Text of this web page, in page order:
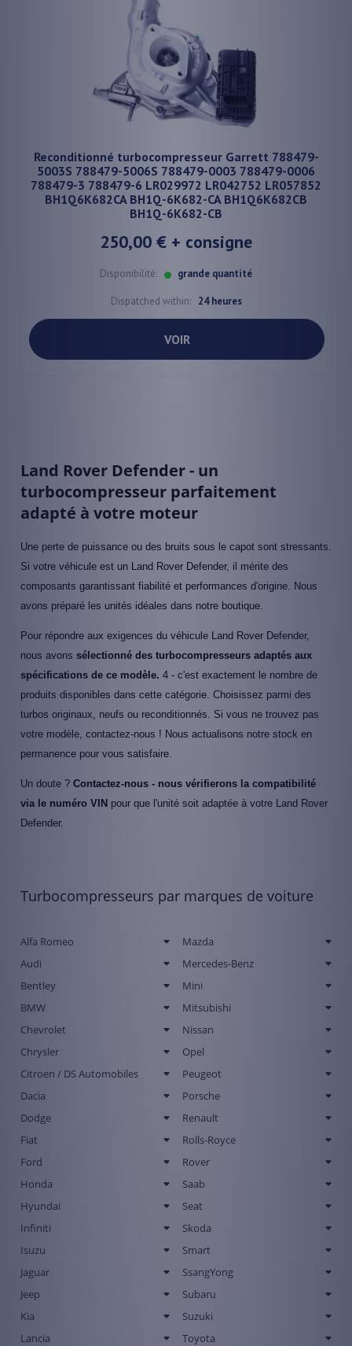
Reconditionné turbocompresseur Garrett 788479-
5003S 788479-5006S 788479-0003 788479-0006
788479-3 788479-6 LR029972 LR042752 LR057852
BH1Q6K682CA BH1Q-6K682-CA BH1Q6K682CB
BH1Q-6K682-CB
250,00 € + consigne
Disponibilité: grande quantité
Dispatched within: 24 heures
VOIR
Land Rover Defender - un
turbocompresseur parfaitement
adapté à votre moteur
Une perte de puissance ou des bruits sous le capot sont stressants.
Si votre véhicule est un Land Rover Defender, il mérite des
composants garantissant fiabilité et performances d'origine. Nous
avons préparé les unités idéales dans notre boutique.
Pour répondre aux exigences du véhicule Land Rover Defender,
nous avons sélectionné des turbocompresseurs adaptés aux
spécifications de ce modèle. 4 - c'est exactement le nombre de
produits disponibles dans cette catégorie. Choisissez parmi des
turbos originaux, neufs ou reconditionnés. Si vous ne trouvez pas
votre modèle, contactez-nous ! Nous actualisons notre stock en
permanence pour vous satisfaire.
Un doute ? Contactez-nous - nous vérifierons la compatibilité
via le numéro VIN pour que l'unité soit adaptée à votre Land Rover
Defender.
Turbocompresseurs par marques de voiture
Alfa Romeo
Audi
Bentley
BMW
Chevrolet
Chrysler
Citroen / DS Automobiles
Dacia
Dodge
Fiat
Ford
Honda
Hyundai
Infiniti
Isuzu
Jaguar
Jeep
Kia
Lancia
Mazda
Mercedes-Benz
Mini
Mitsubishi
Nissan
Opel
Peugeot
Porsche
Renault
Rolls-Royce
Rover
Saab
Seat
Skoda
Smart
SsangYong
Subaru
Suzuki
Toyota